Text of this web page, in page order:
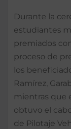
Durante la
estudiantes
premiados
proceso de
los
Ramírez,
mientras que
obtuvo el
de Pilotaje